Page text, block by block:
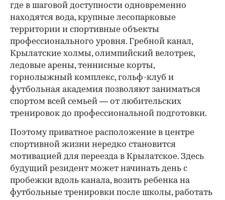
где в шаговой доступности одновременно
находятся вода, крупные лесопарковые
территории и спортивные объекты
профессионального уровня. Гребной канал,
Крылатские холмы, олимпийский велотрек,
ледовые арены, теннисные корты,
горнолыжный комплекс, гольф-клуб и
футбольная академия позволяют заниматься
спортом всей семьей — от любительских
тренировок до профессиональной подготовки.
Поэтому приватное расположение в центре
спортивной жизни нередко становится
мотивацией для переезда в Крылатское. Здесь
будущий резидент может начинать день с
пробежки вдоль канала, возить ребенка на
футбольные тренировки после школы, работать